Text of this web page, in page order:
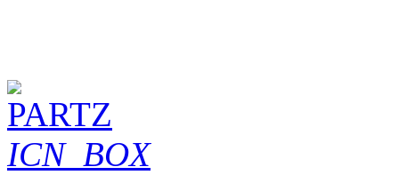
ICN_BOX